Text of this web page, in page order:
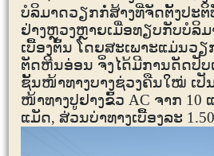
ບໍລິມາດວຽກກໍ່ສ້າງທີ່ຈັດຕັ້ງປະ
ຢ່າງຫຼວງຫຼາຍເມື່ອທຽບກັບບໍລິມ
ເບື້ອງຕົ້ນ ໂດຍສະເພາະແມ່ນວ
ຕັດຫີນອ່ອນ ຈິ່ງໄດ້ມີການດັດປັບ
ຊັ້ນໜ້າທາງບາງຊ່ວງຄືນໃໝ່ ເປັ
ໜ້າທາງປູຢາງຂົ້ວ AC ຈາກ 10
ແມັດ, ສ່ວນບ່າທາງເບື້ອງລະ 1.50